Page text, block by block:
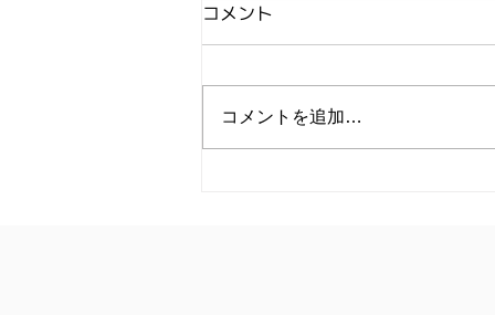
イベント一覧
コメント
コメントを追加…